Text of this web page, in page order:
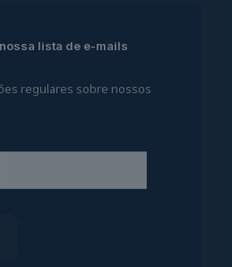
lista de e-mails
regulares sobre nossos